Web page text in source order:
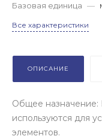
Базовая единица —
Все характеристики
ОПИСАНИЕ
Общее назначение:
используются для
элементов.